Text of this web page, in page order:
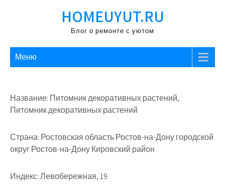
HOMEUYUT.RU
Блог о ремонте с уютом
Меню
Название: Питомник декоративных растений,
Питомник декоративных растений
Страна: Ростовская область Ростов-на-Дону городской
округ Ростов-на-Дону Кировский район
Индекс: Левобережная, 19